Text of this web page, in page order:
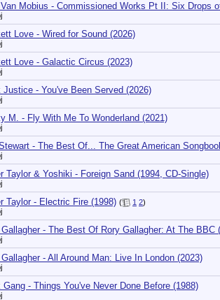
Van Mobius - Commissioned Works Pt II: Six Drops
Love - Wired for Sound (2026)
Love - Galactic Circus (2023)
Justice - You've Been Served (2026)
M. - Fly With Me To Wonderland (2021)
- The Best Of... The Great American
Taylor & Yoshiki - Foreign Sand (1994, CD-Single)
Taylor - Electric Fire (1998) ( 1 2)
Gallagher - The Best Of Rory Gallagher: At The BBC
Gallagher - All Around Man: Live In London (2023)
Gang - Things You've Never Done Before (1988)